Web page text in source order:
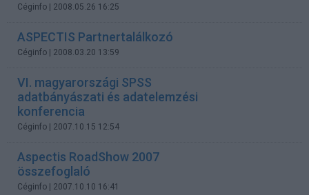
Céginfo | 2008.05.26 16:25
ASPECTIS Partnertalálkozó
Céginfo | 2008.03.20 13:59
VI. magyarországi SPSS
adatbányászati és adatelemzési
konferencia
Céginfo | 2007.10.15 12:54
Aspectis RoadShow 2007
összefoglaló
Céginfo | 2007.10.10 16:41